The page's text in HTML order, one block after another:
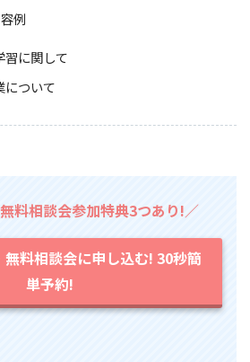
例
習に関して
について
料相談会参加特典3つあり!／
料相談会に申し込む! 30秒簡
単予約!